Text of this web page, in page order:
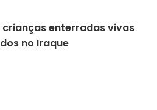
crianças enterradas vivas
no Iraque